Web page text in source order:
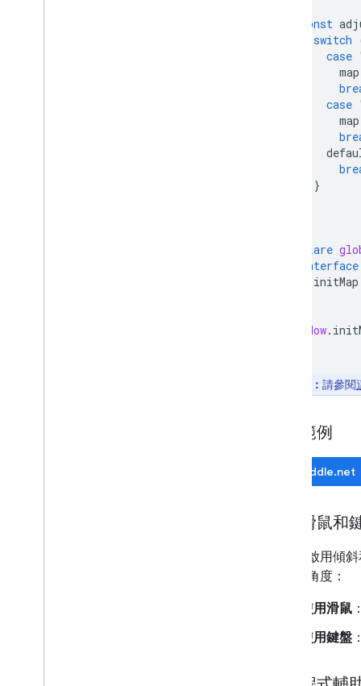
const
switch
case
map
case
map
}
declare
interface
initMap
window.
注意： 請參閱
測試範例
JSFiddle.net
使用滑鼠和
如果已啟用傾
和旋轉角度：
使用滑鼠
使用鍵盤